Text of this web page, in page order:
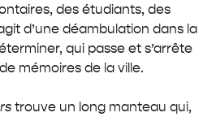
des étudiants, des
d’une déambulation dans la
qui passe et s’arrête
mémoires de la ville.
trouve un long manteau qui,